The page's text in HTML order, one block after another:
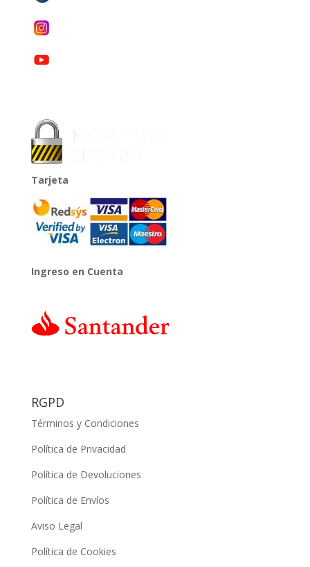
Tarjeta
Ingreso en Cuenta
RGPD
Términos y Condiciones
Política de Privacidad
Política de Devoluciones
Política de Envíos
Aviso Legal
Política de Cookies